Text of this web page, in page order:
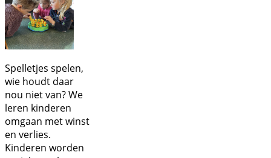
Spelletjes spelen,
wie houdt daar
nou niet van?We
leren kinderen
omgaan met winst
en verlies.
Kinderen worden